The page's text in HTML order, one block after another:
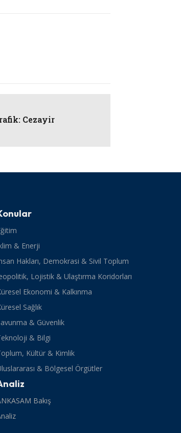
Cezayir
& Enerji
Hakları, Demokrasi & Sivil Toplum
Lojistik & Ulaştırma Koridorları
Ekonomi & Kalkınma
Sağlık
& Güvenlik
& Bilgi
Kültür & Kimlik
& Bölgesel Örgütler
Bakış